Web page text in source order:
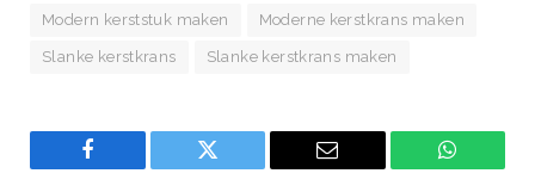
Modern kerststuk maken Moderne kerstkrans maken
Slanke kerstkrans Slanke kerstkrans maken
Facebook Twitter Email